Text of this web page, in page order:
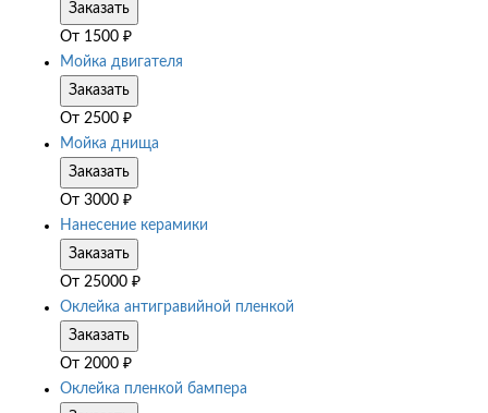
Заказать
От 1500 ₽
Мойка двигателя
Заказать
От 2500 ₽
Мойка днища
Заказать
От 3000 ₽
Нанесение керамики
Заказать
От 25000 ₽
Оклейка антигравийной пленкой
Заказать
От 2000 ₽
Оклейка пленкой бампера